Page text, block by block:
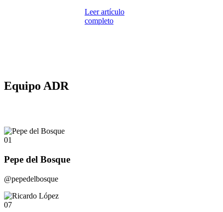
Leer artículo
completo
Equipo ADR
01
Pepe del Bosque
@pepedelbosque
07